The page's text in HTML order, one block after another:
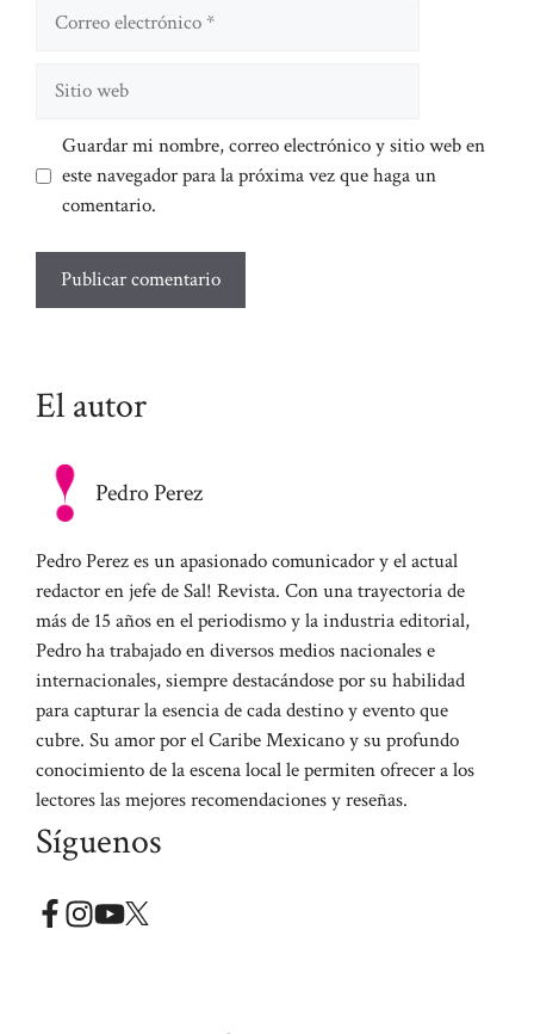
Guardar mi nombre, correo electrónico y sitio web en
este navegador para la próxima vez que haga un
comentario.
El autor
Pedro Perez
Pedro Perez es un apasionado comunicador y el actual
redactor en jefe de Sal! Revista. Con una trayectoria de
más de 15 años en el periodismo y la industria editorial,
Pedro ha trabajado en diversos medios nacionales e
internacionales, siempre destacándose por su habilidad
para capturar la esencia de cada destino y evento que
cubre. Su amor por el Caribe Mexicano y su profundo
conocimiento de la escena local le permiten ofrecer a los
lectores las mejores recomendaciones y reseñas.
Síguenos